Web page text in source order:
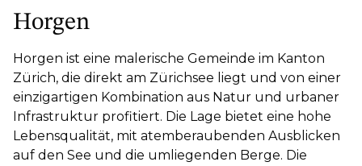
Horgen
Horgen ist eine malerische Gemeinde im Kanton
Zürich, die direkt am Zürichsee liegt und von einer
einzigartigen Kombination aus Natur und urbaner
Infrastruktur profitiert. Die Lage bietet eine hohe
Lebensqualität, mit atemberaubenden Ausblicken
auf den See und die umliegenden Berge. Die